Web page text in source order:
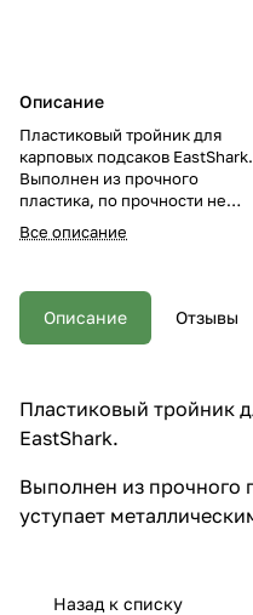
Описание
Пластиковый тройник для
карповых подсаков EastShark.
Выполнен из прочного
пластика, по прочности не
уступает металлическим.
Все описание
Описание Отзывы
Пластиковый тройник
EastShark.
Выполнен из прочного
уступает
Назад к списку